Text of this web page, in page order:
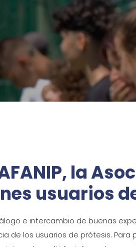
la
usuarios
e intercambio de buenas
de los usuarios de prótesis.